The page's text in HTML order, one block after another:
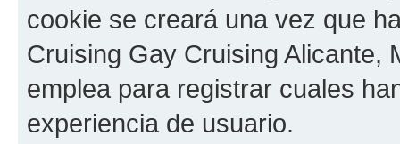
cookie se creará una vez que
Cruising Gay Cruising Alicante,
emplea para registrar cuales
experiencia de usuario.